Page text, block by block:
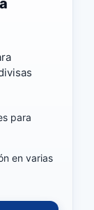
para
en varias